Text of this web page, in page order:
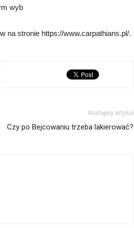
wyb
na stronie https://www.carpathians.pl/.
Następny artykuł
Czy po Bejcowaniu trzeba lakierować?